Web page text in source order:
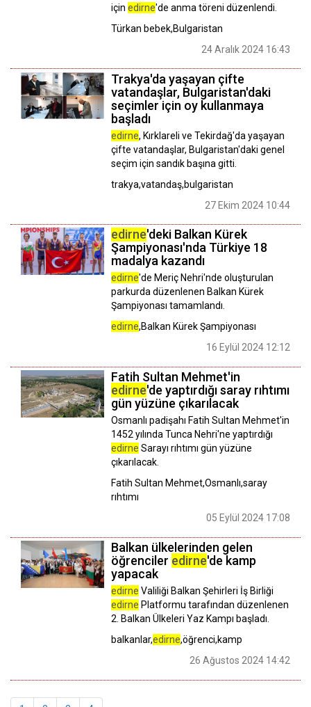
için edirne'de anma töreni düzenlendi.
Türkan bebek,Bulgaristan
24 Aralık 2024 16:43
Trakya'da yaşayan çifte
vatandaşlar, Bulgaristan'daki
seçimler için oy kullanmaya
başladı
edirne, Kırklareli ve Tekirdağ'da yaşayan
çifte vatandaşlar, Bulgaristan'daki genel
seçim için sandık başına gitti.
trakya,vatandaş,bulgaristan
27 Ekim 2024 10:44
edirne'deki Balkan Kürek
Şampiyonası'nda Türkiye 18
madalya kazandı
edirne'de Meriç Nehri'nde oluşturulan
parkurda düzenlenen Balkan Kürek
Şampiyonası tamamlandı.
edirne,Balkan Kürek Şampiyonası
16 Eylül 2024 12:12
Fatih Sultan Mehmet'in
edirne'de yaptırdığı saray rıhtımı
gün yüzüne çıkarılacak
Osmanlı padişahı Fatih Sultan Mehmet'in
1452 yılında Tunca Nehri'ne yaptırdığı
edirne Sarayı rıhtımı gün yüzüne
çıkarılacak.
Fatih Sultan Mehmet,Osmanlı,saray
rıhtımı
05 Eylül 2024 17:08
Balkan ülkelerinden gelen
öğrenciler edirne'de kamp
yapacak
edirne Valiliği Balkan Şehirleri İş Birliği
edirne Platformu tarafından düzenlenen
2. Balkan Ülkeleri Yaz Kampı başladı.
balkanlar,edirne,öğrenci,kamp
26 Ağustos 2024 14:42